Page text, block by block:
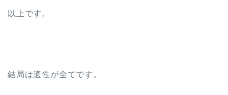
以上です。
結局は適性が全てです。